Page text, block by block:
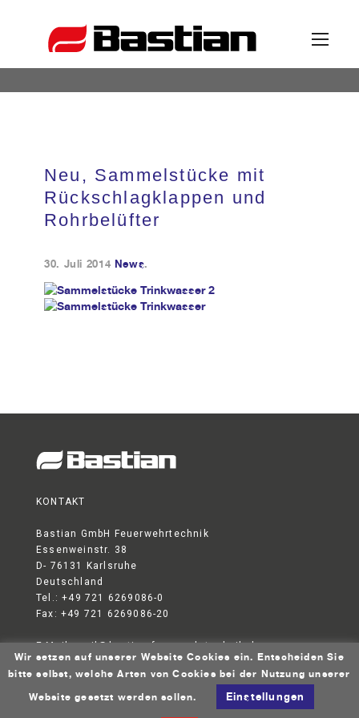
Ansprechpartner
Katalog
Kontakt
Neu, Sammelstücke mit
Rückschlagklappen und
Rohrbelüfter
30. Juli 2014 News.
KONTAKT
Bastian GmbH Feuerwehrtechnik
Essenweinstr. 38
D- 76131 Karlsruhe
Deutschland
Tel.: +49 721 6269086-0
Fax: +49 721 6269086-20
E-Mail:mail@bastian-feuerwehrtechnik.de
DATENSCHUTZERKLÄRUNG AGB IMPRESSUM
© 2026 Bastian GmbH Feuerwehrtechnik
Wir setzen auf unserer Website Cookies ein. Entscheiden Sie
bitte selbst, welche Arten von Cookies bei der Nutzung unserer
Website gesetzt werden sollen.
Einstellungen